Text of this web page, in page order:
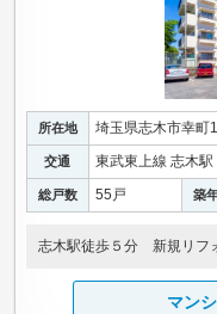
所在地 埼玉県志木市幸町
交通 東武東上線 志木駅
総戸数 55戸 築
志木駅徒歩５分 新規リフ
マン